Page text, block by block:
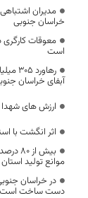
مدیران
خراسان جنوبی
معوقات
است
آبفای خراسان
ارزش های
اثر انگشت با
بیش
موانع تولید
دست ساخت است